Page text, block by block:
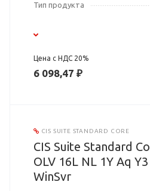
Тип продукта
Цена с НДС 20%
6 098,47 ₽
CIS SUITE STANDARD CORE
CIS Suite Standard
OLV 16L NL 1Y Aq
WinSvr